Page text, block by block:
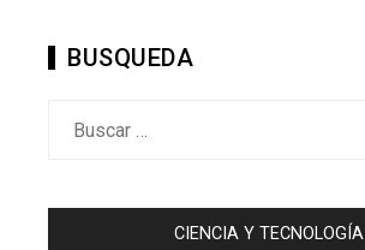
BUSQUEDA
CIENCIA Y TECNOLOGÍA